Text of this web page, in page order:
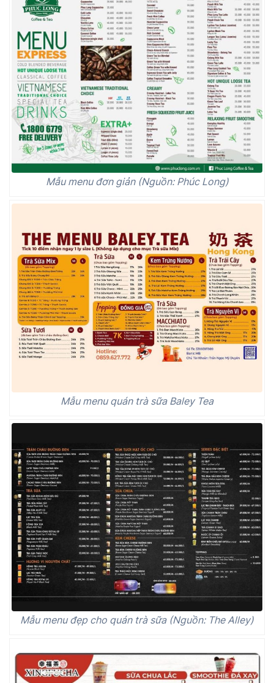
Mẫu menu đơn giản (Nguồn: Phúc Long)
Mẫu menu quán trà sữa Baley Tea
Mẫu menu đẹp cho quán trà sữa (Nguồn: The Alley)